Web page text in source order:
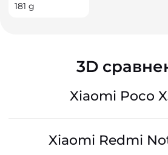
181 g
3D
Xiaomi Poco
Xiaomi Redmi